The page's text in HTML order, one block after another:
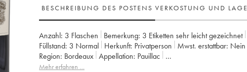
BESCHREIBUNG DES POSTENS VERKOSTUNG UND
Anzahl: 3 Flaschen Bemerkung: 3 Etiketten sehr leicht gezeichnet
Füllstand: 3 Normal Herkunft: privatperson Mwst. erstattbar:
nein
Region:
Bordeaux Appellation: Pauillac
Klassifizierung:
Mehr erfahren …